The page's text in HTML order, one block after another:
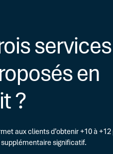
services
en
?
aux clients d’obtenir +10 à
significatif.